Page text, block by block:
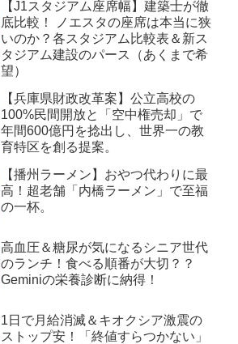
【J1スタジアム座席幅】建築士が徹
底比較！ ノエスタの座席は本当に狭
いのか？各スタジアム比較表＆新ス
タジアム建設のパース（あくまで希
望）
【兵庫県財政改革案】公立高校の
100%民間開放と「空中権売却」で
年間600億円を捻出し、世界一の教
育特区を創る提案。
【播州ラーメン】おやつ代わりに最
高！超老舗「内橋ラーメン」で至福
の一杯。
高血圧＆糖尿が気になるシニア世代
のランチ！食べる順番が大切？？
Geminiの栄養診断に納得！
1日で月給消滅＆キオクシア激震の
ストップ安！「終値すらつかない」